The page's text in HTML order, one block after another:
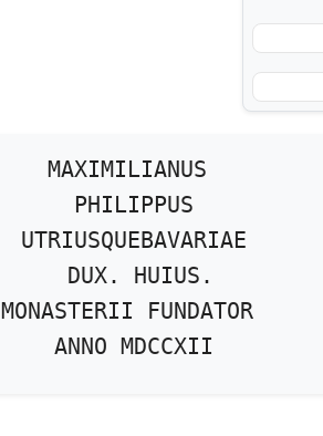
MAXIMILIANUS
PHILIPPUS
UTRIUSQUEBAVARIAE
DUX. HUIUS.
MONASTERII FUNDATOR
ANNO MDCCXII